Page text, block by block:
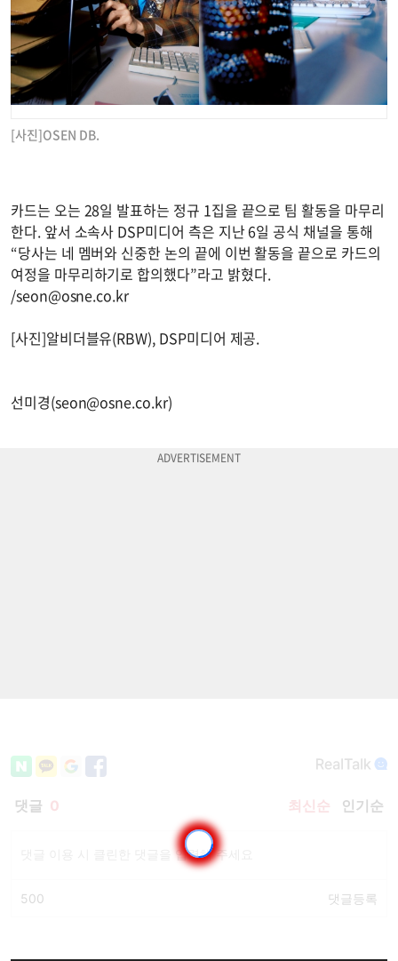
[사진]OSEN DB.
카드는 오는 28일 발표하는 정규 1집을 끝으로 팀 활동을 마무리
한다. 앞서 소속사 DSP미디어 측은 지난 6일 공식 채널을 통해
“당사는 네 멤버와 신중한 논의 끝에 이번 활동을 끝으로 카드의
여정을 마무리하기로 합의했다”라고 밝혔다.
/seon@osne.co.kr
[사진]알비더블유(RBW), DSP미디어 제공.
선미경(seon@osne.co.kr)